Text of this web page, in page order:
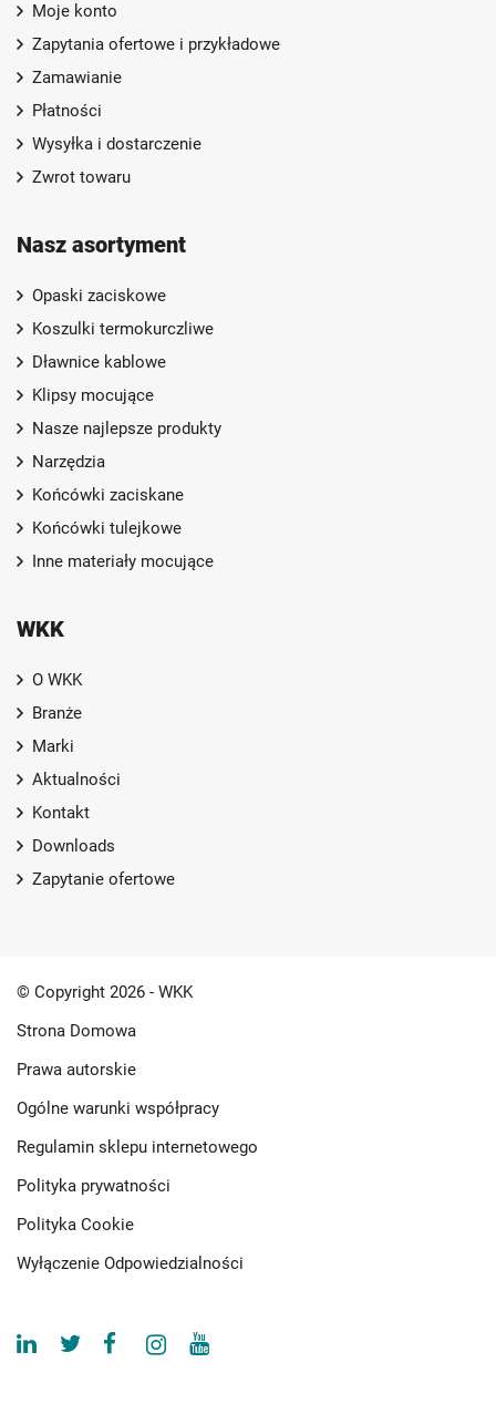
Moje konto
Zapytania ofertowe i przykładowe
Zamawianie
Płatności
Wysyłka i dostarczenie
Zwrot towaru
Nasz asortyment
Opaski zaciskowe
Koszulki termokurczliwe
Dławnice kablowe
Klipsy mocujące
Nasze najlepsze produkty
Narzędzia
Końcówki zaciskane
Końcówki tulejkowe
Inne materiały mocujące
WKK
O WKK
Branże
Marki
Aktualności
Kontakt
Downloads
Zapytanie ofertowe
© Copyright 2026 - WKK
Strona Domowa
Prawa autorskie
Ogólne warunki współpracy
Regulamin sklepu internetowego
Polityka prywatności
Polityka Cookie
Wyłączenie Odpowiedzialności